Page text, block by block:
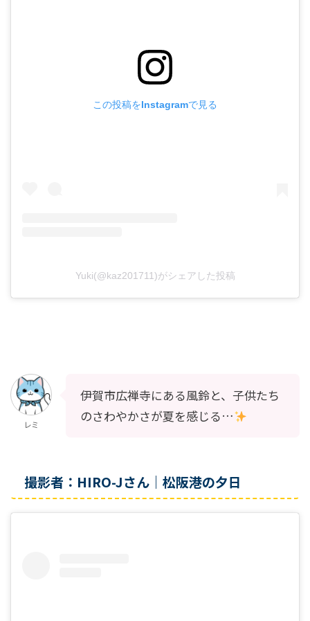
この投稿をInstagramで見る
Yuki(@kaz201711)がシェアした投稿
レミ
伊賀市広禅寺にある風鈴と、子供たち
のさわやかさが夏を感じる…
撮影者：HIRO-Jさん｜松阪港の夕日